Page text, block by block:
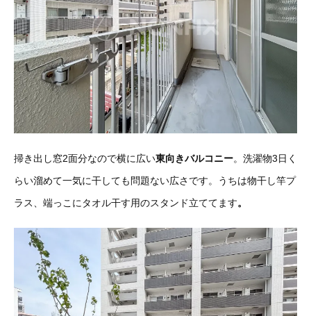
掃き出し窓2面分なので横に広い東向きバルコニー。洗濯物3日く
らい溜めて一気に干しても問題ない広さです。うちは物干し竿プ
ラス、端っこにタオル干す用のスタンド立ててます。